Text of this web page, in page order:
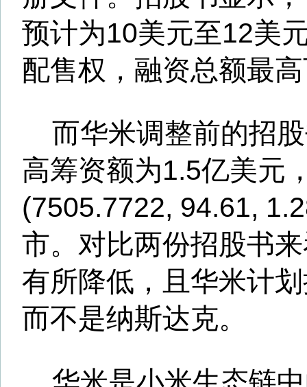
为资本的B轮融资，融资额为
由高榕资本领投，晨兴资本、
投。
不过，华米的业绩一直表现
才出现好转。在2016年之前，
损状态，2015年华米亏损596
年其正式扭亏为盈，当年全年
73.6%，为2.34亿美元。
华米的收入结构并不复杂。
3年里，其总收入中有超八成来
据招股书披露，2015 年、
营收的 97.1%、92.1% 和